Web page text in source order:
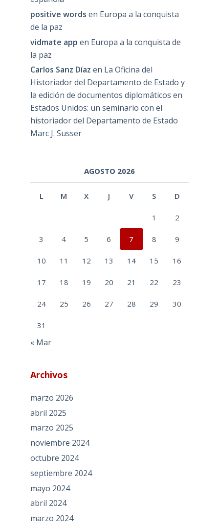
positive words en Europa a la conquista
de la paz
vidmate app en Europa a la conquista de
la paz
Carlos Sanz Díaz en La Oficina del
Historiador del Departamento de Estado y
la edición de documentos diplomáticos en
Estados Unidos: un seminario con el
historiador del Departamento de Estado
Marc J. Susser
AGOSTO 2026
L M X J V S D
1 2
3 4 5 6 7 8 9
10 11 12 13 14 15 16
17 18 19 20 21 22 23
24 25 26 27 28 29 30
31
« Mar
Archivos
marzo 2026
abril 2025
marzo 2025
noviembre 2024
octubre 2024
septiembre 2024
mayo 2024
abril 2024
marzo 2024